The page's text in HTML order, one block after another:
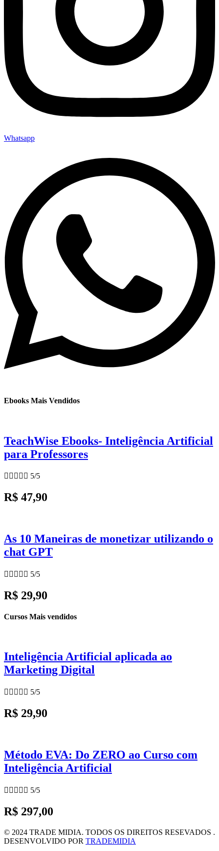
Whatsapp
Ebooks Mais Vendidos
TeachWise Ebooks- Inteligência Artificial
para Professores
     5/5
R$ 47,90
As 10 Maneiras de monetizar utilizando o
chat GPT
     5/5
R$ 29,90
Cursos Mais vendidos
Inteligência Artificial aplicada ao
Marketing Digital
     5/5
R$ 29,90
Método EVA: Do ZERO ao Curso com
Inteligência Artificial
     5/5
R$ 297,00
© 2024 TRADE MIDIA. TODOS OS DIREITOS RESEVADOS .
DESENVOLVIDO POR TRADEMIDIA